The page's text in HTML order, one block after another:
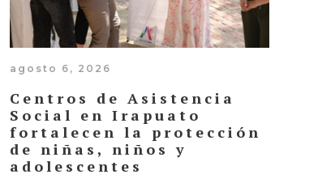
agosto 6, 2026
Centros de Asistencia
Social en Irapuato
fortalecen la protección
de niñas, niños y
adolescentes